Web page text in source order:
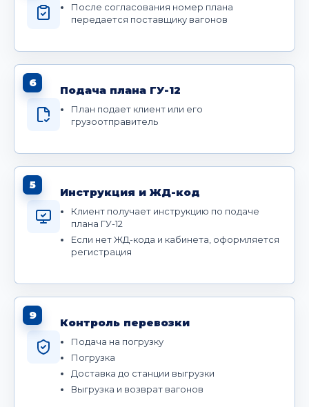
После согласования номер плана
передается поставщику вагонов
6
Подача плана ГУ-12
План подает клиент или его
грузоотправитель
5
Инструкция и ЖД-код
Клиент получает инструкцию по подаче
плана ГУ-12
Если нет ЖД-кода и кабинета, оформляется
регистрация
9
Контроль перевозки
Подача на погрузку
Погрузка
Доставка до станции выгрузки
Выгрузка и возврат вагонов